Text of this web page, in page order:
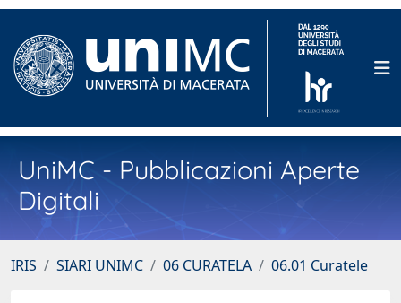
UniMC - Pubblicazioni Aperte
Digitali
IRIS SIARI UNIMC 06 CURATELA 06.01 Curatele